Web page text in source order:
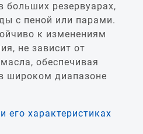
больших резервуарах,
с пеной или парами.
к изменениям
не зависит от
обеспечивая
широком диапазоне
его характеристиках